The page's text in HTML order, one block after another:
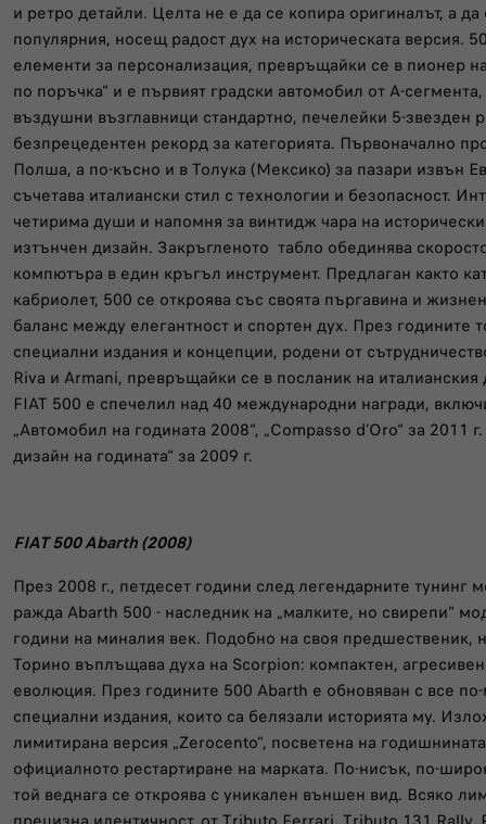
и ретро детайли. Целта не е да се копира оригиналът, а
популярния, носещ радост дух на историческата версия.
елементи за персонализация, превръщайки се в пионер
по поръчка“ и е първият градски автомобил от А-
въздушни възглавници стандартно, печелейки 5-звезден
безпрецедентен рекорд за категорията. Първоначално
Полша, а по-късно и в Толука (Мексико) за пазари извън
съчетава италиански стил с технологии и безопасност.
четирима души и напомня за винтидж чара на
изтънчен дизайн. Закръгленото табло обединява
компютъра в един кръгъл инструмент. Предлаган както
кабриолет, 500 се откроява със своята пъргавина и
баланс между елегантност и спортен дух. През годините
специални издания и концепции, родени от
Riva и Armani, превръщайки се в посланик на италианския
FIAT 500 е спечелил над 40 международни награди,
„Автомобил на годината 2008“, „Compasso d’Oro“ за 2011
дизайн на годината“ за 2009 г.
FIAT 500 Abarth (2008)
През 2008 г., петдесет години след легендарните тунинг
ражда Abarth 500 - наследник на „малките, но свирепи“
години на миналия век. Подобно на своя предшественик,
Торино въплъщава духа на Scorpion: компактен,
еволюция. През годините 500 Abarth е обновяван с все
специални издания, които са белязали историята му.
лимитирана версия „Zerocento“, посветена на
официалното рестартиране на марката. По-нисък, по-
той веднага се откроява с уникален външен вид. Всяко